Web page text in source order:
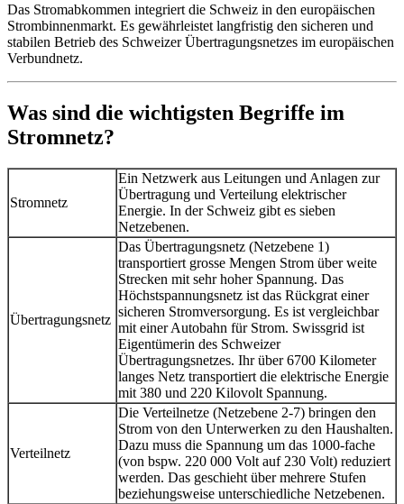
Das Stromabkommen integriert die Schweiz in den europäischen
Strombinnenmarkt. Es gewährleistet langfristig den sicheren und
stabilen Betrieb des Schweizer Übertragungsnetzes im europäischen
Verbundnetz.
Was sind die wichtigsten Begriffe im
Stromnetz?
Stromnetz
Ein Netzwerk aus Leitungen und Anlagen zur
Übertragung und Verteilung elektrischer
Energie. In der Schweiz gibt es sieben
Netzebenen.
Übertragungsnetz
Das Übertragungsnetz (Netzebene 1)
transportiert grosse Mengen Strom über weite
Strecken mit sehr hoher Spannung. Das
Höchstspannungsnetz ist das Rückgrat einer
sicheren Stromversorgung. Es ist vergleichbar
mit einer Autobahn für Strom. Swissgrid ist
Eigentümerin des Schweizer
Übertragungsnetzes. Ihr über 6700 Kilometer
langes Netz transportiert die elektrische Energie
mit 380 und 220 Kilovolt Spannung.
Verteilnetz
Die Verteilnetze (Netzebene 2-7) bringen den
Strom von den Unterwerken zu den Haushalten.
Dazu muss die Spannung um das 1000-fache
(von bspw. 220 000 Volt auf 230 Volt) reduziert
werden. Das geschieht über mehrere Stufen
beziehungsweise unterschiedliche Netzebenen.